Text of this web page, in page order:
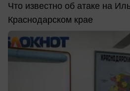
Что известно об атаке на
Краснодарском крае